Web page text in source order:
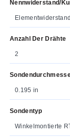
Nennwiderstand/
Anzahl Der Drähte
2
0.195 in
Sondentyp
Winkelmontierte